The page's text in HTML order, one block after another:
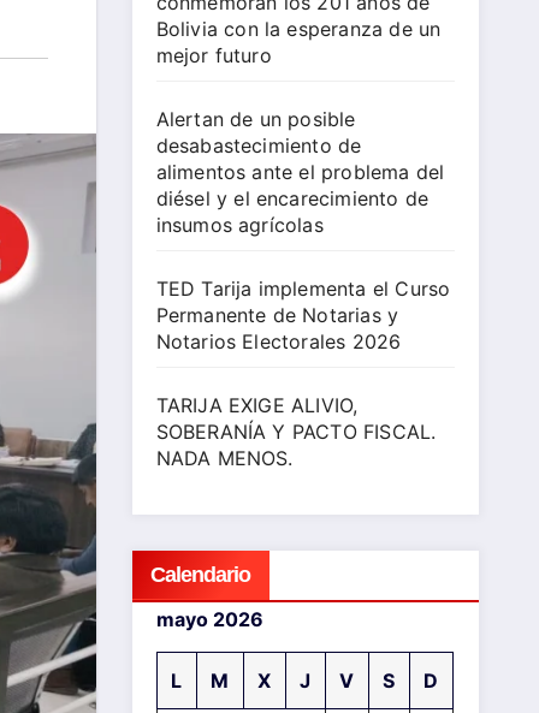
Bolivia con la esperanza de un
mejor futuro
Alertan de un posible
desabastecimiento de
alimentos ante el problema del
diésel y el encarecimiento de
insumos agrícolas
TED Tarija implementa el Curso
Permanente de Notarias y
Notarios Electorales 2026
TARIJA EXIGE ALIVIO,
SOBERANÍA Y PACTO FISCAL.
NADA MENOS.
Calendario
mayo 2026
L M X J V S D